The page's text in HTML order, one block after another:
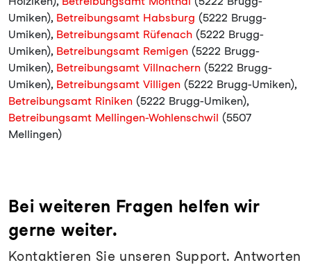
Umiken), Betreibungsamt Habsburg (5222 Brugg-
Umiken), Betreibungsamt Rüfenach (5222 Brugg-
Umiken), Betreibungsamt Remigen (5222 Brugg-
Umiken), Betreibungsamt Villnachern (5222 Brugg-
Umiken), Betreibungsamt Villigen (5222 Brugg-Umiken),
Betreibungsamt Riniken (5222 Brugg-Umiken),
Betreibungsamt Mellingen-Wohlenschwil (5507
Mellingen)
Bei weiteren Fragen helfen wir
gerne weiter.
Kontaktieren Sie unseren Support. Antworten